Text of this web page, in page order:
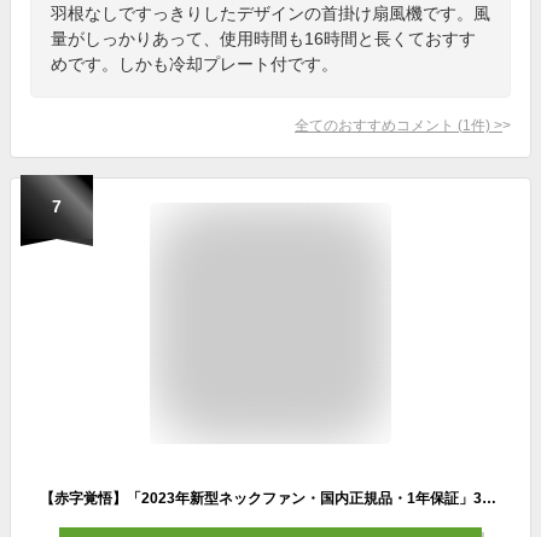
羽根なしですっきりしたデザインの首掛け扇風機です。風
量がしっかりあって、使用時間も16時間と長くておすす
めです。しかも冷却プレート付です。
全てのおすすめコメント (1 件) >
7
【赤字覚悟】「2023年新型ネックファン・国内正規品・1年保証」360℃サラウンド型送風！ネッククーラー ダブル冷却プレート付き ペルチェ素子 NISSYO 首掛け扇風機 首かけ扇風機 携帯扇風機 首掛けファン ハンディファン ミニ扇風機 軽量 父の日ギフト